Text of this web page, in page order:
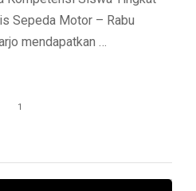
Sepeda Motor – Rabu
mendapatkan …
1